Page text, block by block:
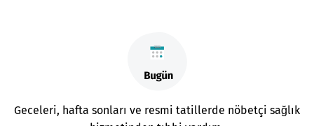
Geceleri, hafta sonları ve resmi tatillerde nöbetçi sağlık